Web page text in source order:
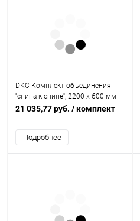
DKC Комплект объединения
''спина к спине'', 2200 x 600 мм
(R5KFRE2260M)
21 035,77 руб. / комплект
Подробнее